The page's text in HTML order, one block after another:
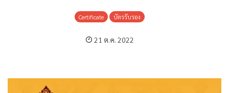
Certificate บัตรรับรอง
21 ต.ค. 2022